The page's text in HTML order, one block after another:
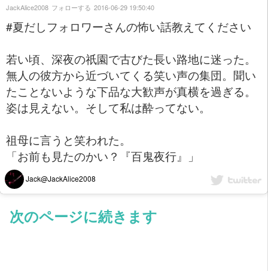
#夏だしフォロワーさんの怖い話教えてください
若い頃、深夜の祇園で古びた長い路地に迷った。
無人の彼方から近づいてくる笑い声の集団。聞い
たことないような下品な大歓声が真横を過ぎる。
姿は見えない。そして私は酔ってない。
祖母に言うと笑われた。
「お前も見たのかい？『百鬼夜行』」
Jack@JackAlice2008
JackAlice2008 フォローする 2016-06-29 19:50:40
次のページに続きます